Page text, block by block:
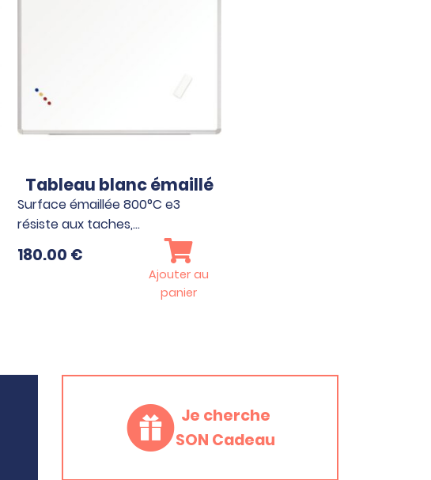
Tableau blanc émaillé
Surface émaillée 800°C e3
résiste aux taches,…
180.00 €
Ajouter au
panier
Je cherche
SON Cadeau